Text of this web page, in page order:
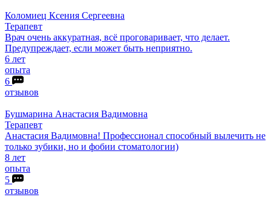
Коломиец Ксения Сергеевна
Терапевт
Врач очень аккуратная, всё проговаривает, что делает.
Предупреждает, если может быть неприятно.
6 лет
опыта
6
отзывов
Бушмарина Анастасия Вадимовна
Терапевт
Анастасия Вадимовна! Профессионал способный вылечить не
только зубики, но и фобии стоматологии)
8 лет
опыта
5
отзывов